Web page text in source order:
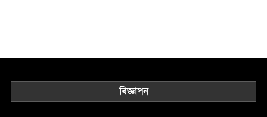
বিজ্ঞাপন